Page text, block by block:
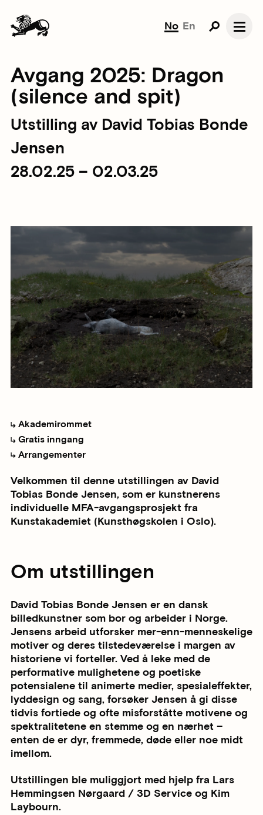
No En
Avgang 2025: Dragon
(silence and spit)
Utstilling av David Tobias Bonde
Jensen
28.02.25 – 02.03.25
Akademirommet
Gratis inngang
Arrangementer
Velkommen til denne utstillingen av David
Tobias Bonde Jensen, som er kunstnerens
individuelle MFA-avgangsprosjekt fra
Kunstakademiet (Kunsthøgskolen i Oslo).
Om utstillingen
David Tobias Bonde Jensen er en dansk
billedkunstner som bor og arbeider i Norge.
Jensens arbeid utforsker mer-enn-menneskelige
motiver og deres tilstedeværelse i margen av
historiene vi forteller. Ved å leke med de
performative mulighetene og poetiske
potensialene til animerte medier, spesialeffekter,
lyddesign og sang, forsøker Jensen å gi disse
tidvis fortiede og ofte misforståtte motivene og
spektralitetene en stemme og en nærhet –
enten de er dyr, fremmede, døde eller noe midt
imellom.
Utstillingen ble muliggjort med hjelp fra Lars
Hemmingsen Nørgaard / 3D Service og Kim
Laybourn.